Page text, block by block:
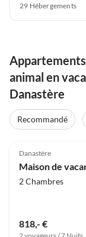
29 Hébergements
animal en
Danastère
Recommandé
Danastère
2 Chambres
818,- €